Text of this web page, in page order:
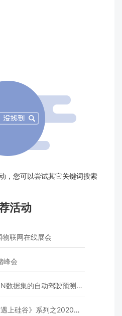
，您可以尝试其它关键词搜索
活动
联网在线展会
峰会
集的自动驾驶预测模型挑战赛
谷》系列之2020年度开源峰会